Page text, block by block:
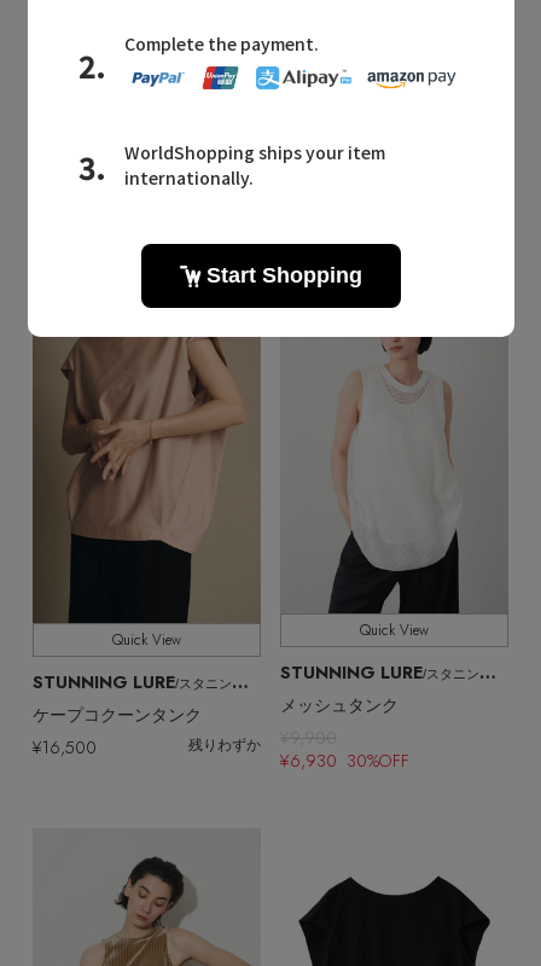
Quick View
ハイゲージスムースキャミ
Quick View
【NUE】バンドゥ
Quick View
STUNNING LURE/スタニングルアー
メッシュタンク
¥9,900
¥6,930 30%OFF
Quick View
STUNNING LURE/スタニングルアー
ケープコクーンタンク
¥16,500 残りわずか